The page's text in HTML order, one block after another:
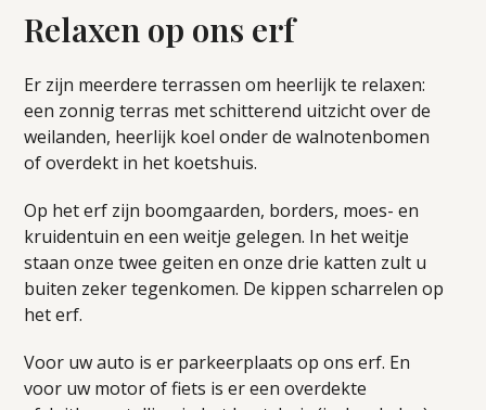
Relaxen op ons erf
Er zijn meerdere terrassen om heerlijk te relaxen:
een zonnig terras met schitterend uitzicht over de
weilanden, heerlijk koel onder de walnotenbomen
of overdekt in het koetshuis.
Op het erf zijn boomgaarden, borders, moes- en
kruidentuin en een weitje gelegen. In het weitje
staan onze twee geiten en onze drie katten zult u
buiten zeker tegenkomen. De kippen scharrelen op
het erf.
Voor uw auto is er parkeerplaats op ons erf. En
voor uw motor of fiets is er een overdekte